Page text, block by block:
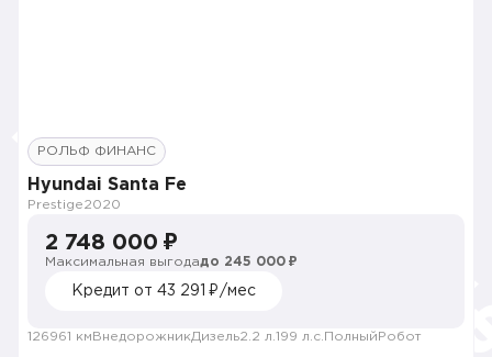
РОЛЬФ ФИНАНС
Hyundai Santa Fe
Prestige2020
2 748 000 ₽
Максимальная выгодадо 245 000 ₽
Кредит от 43 291 ₽/мес
126961 км ВнедорожникДизель2.2 л. 199 л.с. Полный Робот